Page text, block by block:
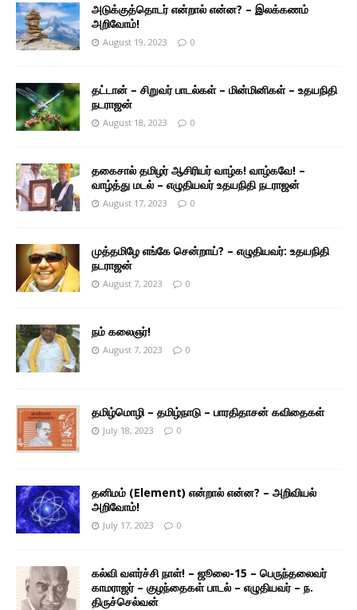
அடுக்குத்தொடர் என்றால் என்ன? – இலக்கணம்
அறிவோம்!
August 19, 2023 0
தட்டான் – சிறுவர் பாடல்கள் – மின்மினிகள் – உதயநிதி
நடராஜன்
August 18, 2023 0
தகைசால் தமிழர் ஆசிரியர் வாழ்க! வாழ்கவே! –
வாழ்த்து மடல் – எழுதியவர் உதயநிதி நடராஜன்
August 17, 2023 0
முத்தமிழே எங்கே சென்றாய்? – எழுதியவர்: உதயநிதி
நடராஜன்
August 7, 2023 0
நம் கலைஞர்!
August 7, 2023 0
தமிழ்மொழி – தமிழ்நாடு – பாரதிதாசன் கவிதைகள்
July 18, 2023 0
தனிமம் (Element) என்றால் என்ன? – அறிவியல்
அறிவோம்!
July 17, 2023 0
கல்வி வளர்ச்சி நாள்! – ஜூலை-15 – பெருந்தலைவர்
காமராஜர் – குழந்தைகள் பாடல் – எழுதியவர் – ந.
திருச்செல்வன்